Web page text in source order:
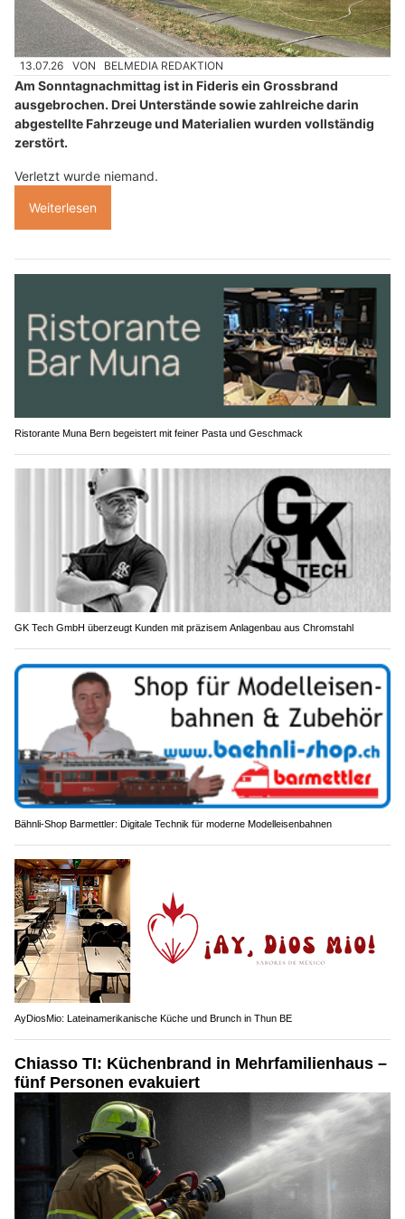
13.07.26 VON BELMEDIA REDAKTION
Am Sonntagnachmittag ist in Fideris ein Grossbrand
ausgebrochen. Drei Unterstände sowie zahlreiche darin
abgestellte Fahrzeuge und Materialien wurden vollständig
zerstört.
Verletzt wurde niemand.
Weiterlesen
Ristorante Muna Bern begeistert mit feiner Pasta und Geschmack
GK Tech GmbH überzeugt Kunden mit präzisem Anlagenbau aus Chromstahl
Bähnli-Shop Barmettler: Digitale Technik für moderne Modelleisenbahnen
AyDiosMio: Lateinamerikanische Küche und Brunch in Thun BE
Chiasso TI: Küchenbrand in Mehrfamilienhaus –
fünf Personen evakuiert